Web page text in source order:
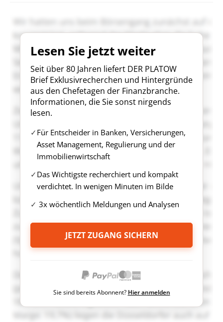
Lesen Sie jetzt weiter
Seit über 80 Jahren liefert DER PLATOW
Brief Exklusivrecherchen und Hintergründe
aus den Chefetagen der Finanzbranche.
Informationen, die Sie sonst nirgends
lesen.
Für Entscheider in Banken, Versicherungen,
Asset Management, Regulierung und der
Immobilienwirtschaft
Das Wichtigste recherchiert und kompakt
verdichtet. In wenigen Minuten im Bilde
3x wöchentlich Meldungen und Analysen
JETZT ZUGANG SICHERN
Sie sind bereits Abonnent? Hier anmelden